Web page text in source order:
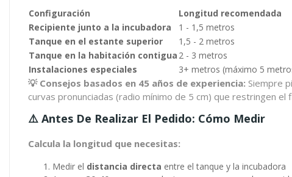
Configuración
Longitud recomendada
Recipiente junto a la incubadora
1 - 1,5 metros
Tanque en el estante superior
1,5 - 2 metros
Tanque en la habitación contigua 2 - 3 metros
Instalaciones especiales
3+ metros (máximo 5
💡 Consejos basados en 45 años de experiencia: Siempre
curvas pronunciadas (radio mínimo de 5 cm) que restringen el
⚠️ Antes De Realizar El Pedido: Cómo Medir
Calcula la longitud que necesitas:
Medir el distancia directa entre el tanque y la incubadora